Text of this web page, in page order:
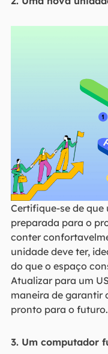
Certifique-se de que
preparada para o
conter
unidade deve ter,
do que o espaço
Atualizar para um
maneira de garantir
pronto para o futuro.
3. Um computador